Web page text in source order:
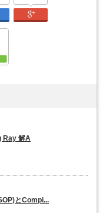
はてなブックマーク
Ray 解A
とCompi...